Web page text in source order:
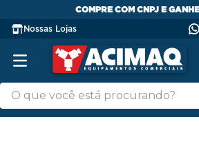
COMPRE COM CNPJ E
Nossas Lojas